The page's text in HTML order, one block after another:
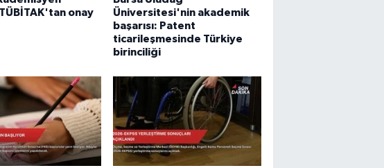
onay
Üniversitesi'nin akademik
başarısı: Patent
ticarileşmesinde Türkiye
birinciliği